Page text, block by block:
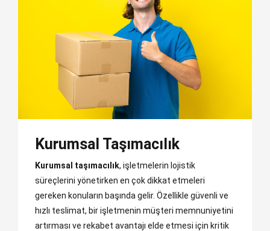
Kurumsal Taşımacılık
Kurumsal taşımacılık, işletmelerin lojistik
süreçlerini yönetirken en çok dikkat etmeleri
gereken konuların başında gelir. Özellikle güvenli ve
hızlı teslimat, bir işletmenin müşteri memnuniyetini
artırması ve rekabet avantajı elde etmesi için kritik